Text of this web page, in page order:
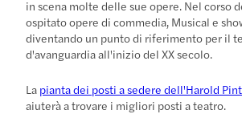
in scena molte delle sue opere. Nel corso
ospitato opere di commedia, Musical e
diventando un punto di riferimento per il
d'avanguardia all'inizio del XX secolo.
La pianta dei posti a sedere dell'Harold
aiuterà a trovare i migliori posti a teatro.